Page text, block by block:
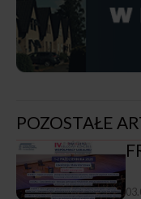
POZOSTAŁE